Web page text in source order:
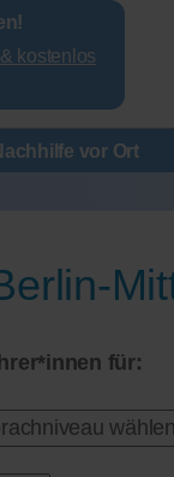
kostenlos
vor Ort
für: